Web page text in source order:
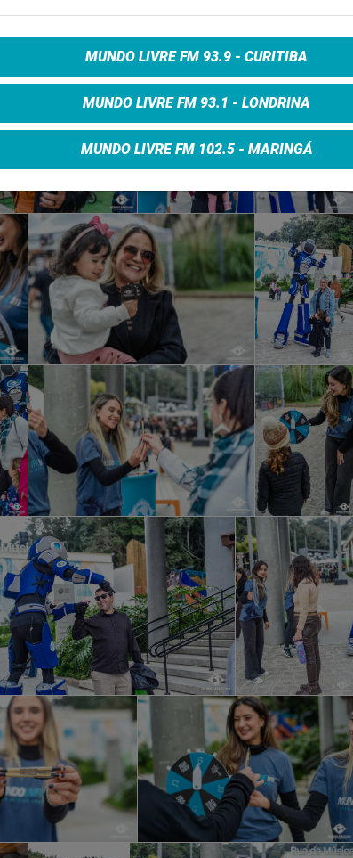
MUNDO LIVRE FM 93.9 - CURITIBA
MUNDO LIVRE FM 93.1 - LONDRINA
MUNDO LIVRE FM 102.5 - MARINGÁ